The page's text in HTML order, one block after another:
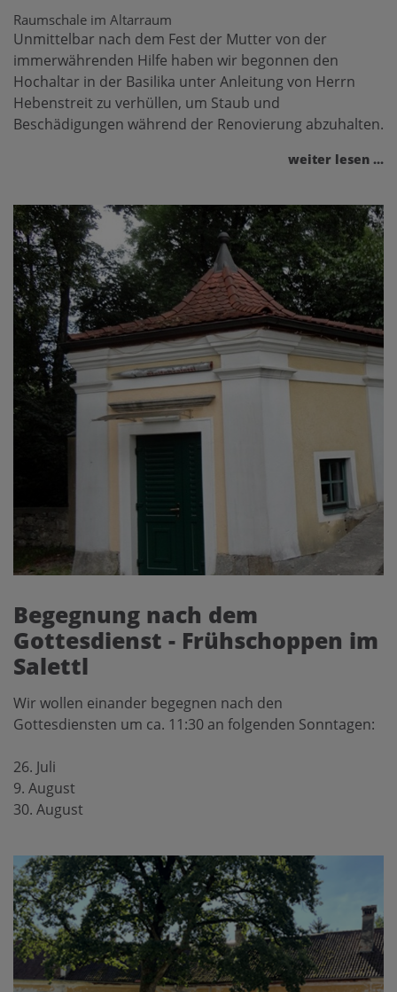
Raumschale im Altarraum
Unmittelbar nach dem Fest der Mutter von der
immerwährenden Hilfe haben wir begonnen den
Hochaltar in der Basilika unter Anleitung von Herrn
Hebenstreit zu verhüllen, um Staub und
Beschädigungen während der Renovierung abzuhalten.
weiter lesen ...
Begegnung nach dem
Gottesdienst - Frühschoppen im
Salettl
Wir wollen einander begegnen nach den
Gottesdiensten um ca. 11:30 an folgenden Sonntagen:
26. Juli
9. August
30. August